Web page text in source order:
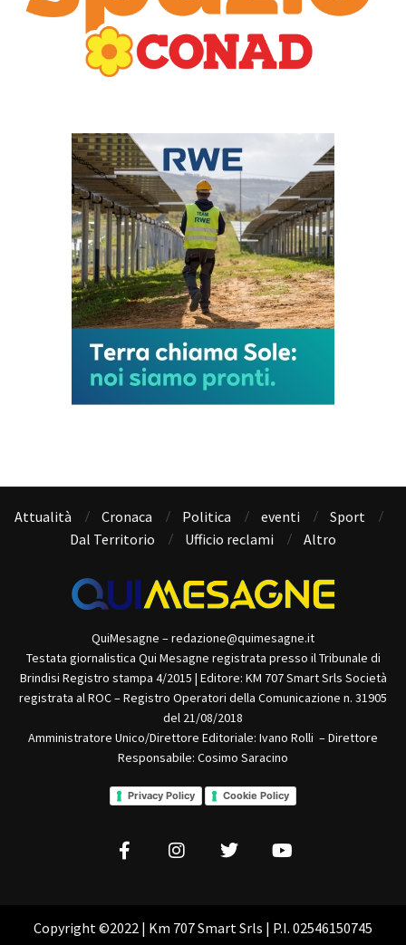
Attualità Cronaca Politica eventi
Sport
Dal Territorio
Ufficio reclami Altro
QuiMesagne – redazione@quimesagne.it
Testata giornalistica Qui Mesagne registrata presso il Tribunale di
Brindisi Registro stampa 4/2015 | Editore: KM 707 Smart Srls Società
registrata al ROC – Registro Operatori della Comunicazione n. 31905
del 21/08/2018
Amministratore Unico/Direttore Editoriale: Ivano Rolli – Direttore
Responsabile: Cosimo Saracino
Privacy Policy Cookie Policy
Copyright ©2022 | Km 707 Smart Srls | P.I. 02546150745